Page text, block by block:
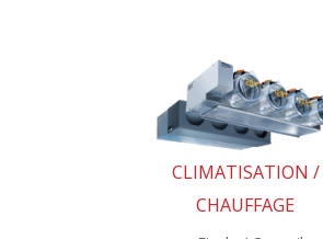
CLIMATISATION /
CHAUFFAGE